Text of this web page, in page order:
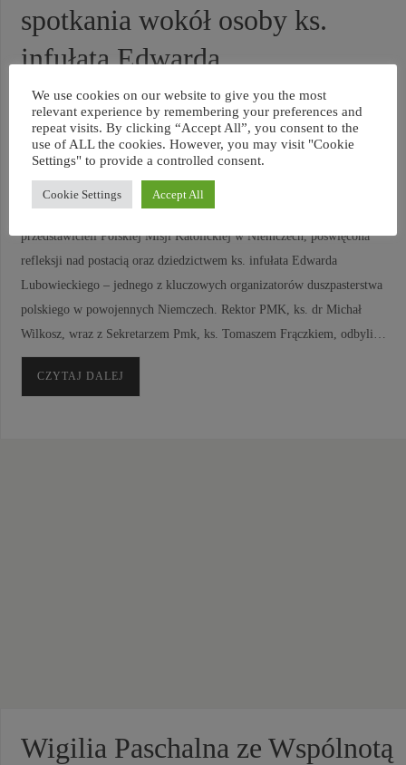
spotkania wokół osoby ks.
infułata Edwarda
Lubowieckiego
APRIL 9, 2026 PMK NIEMCY
9 kwietnia 2026 roku w Krakowie odbyła się oficjalna wizyta
przedstawicieli Polskiej Misji Katolickiej w Niemczech, poświęcona
refleksji nad postacią oraz dziedzictwem ks. infułata Edwarda
Lubowieckiego – jednego z kluczowych organizatorów duszpasterstwa
polskiego w powojennych Niemczech. Rektor PMK, ks. dr Michał
Wilkosz, wraz z Sekretarzem Pmk, ks. Tomaszem Frączkiem, odbyli…
CZYTAJ DALEJ
Wigilia Paschalna ze Wspólnotą
We use cookies on our website to give you the most
relevant experience by remembering your preferences and
repeat visits. By clicking “Accept All”, you consent to the
use of ALL the cookies. However, you may visit "Cookie
Settings" to provide a controlled consent.
Cookie Settings Accept All